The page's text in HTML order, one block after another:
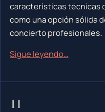
características técnicas
como una opción sólida
concierto profesionales.
Sigue leyendo…